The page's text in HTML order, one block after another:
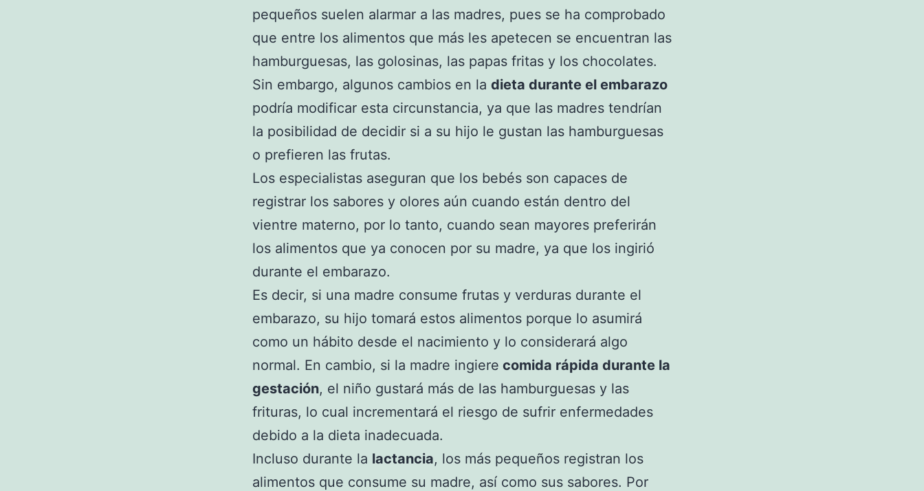
pequeños suelen alarmar a las madres, pues se ha comprobado
que entre los alimentos que más les apetecen se encuentran las
hamburguesas, las golosinas, las papas fritas y los chocolates.
Sin embargo, algunos cambios en la dieta durante el embarazo
podría modificar esta circunstancia, ya que las madres tendrían
la posibilidad de decidir si a su hijo le gustan las hamburguesas
o prefieren las frutas.
Los especialistas aseguran que los bebés son capaces de
registrar los sabores y olores aún cuando están dentro del
vientre materno, por lo tanto, cuando sean mayores preferirán
los alimentos que ya conocen por su madre, ya que los ingirió
durante el embarazo.
Es decir, si una madre consume frutas y verduras durante el
embarazo, su hijo tomará estos alimentos porque lo asumirá
como un hábito desde el nacimiento y lo considerará algo
normal. En cambio, si la madre ingiere comida rápida durante la
gestación, el niño gustará más de las hamburguesas y las
frituras, lo cual incrementará el riesgo de sufrir enfermedades
debido a la dieta inadecuada.
Incluso durante la lactancia, los más pequeños registran los
alimentos que consume su madre, así como sus sabores. Por